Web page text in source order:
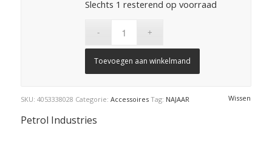
Wissen
Slechts 1 resterend op voorraad
Toevoegen aan winkelmand
SKU: 4053338028 Categorie: Accessoires Tag: NAJAAR
Petrol Industries